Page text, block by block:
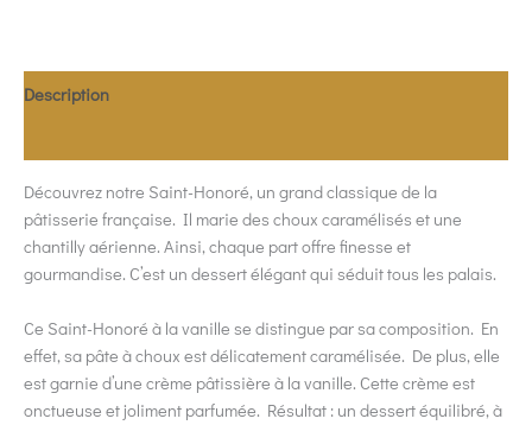
Description
Découvrez notre Saint-Honoré, un grand classique de la
pâtisserie française. Il marie des choux caramélisés et une
chantilly aérienne. Ainsi, chaque part offre finesse et
gourmandise. C’est un dessert élégant qui séduit tous les palais.
Ce Saint-Honoré à la vanille se distingue par sa composition. En
effet, sa pâte à choux est délicatement caramélisée. De plus, elle
est garnie d’une crème pâtissière à la vanille. Cette crème est
onctueuse et joliment parfumée. Résultat : un dessert équilibré, à